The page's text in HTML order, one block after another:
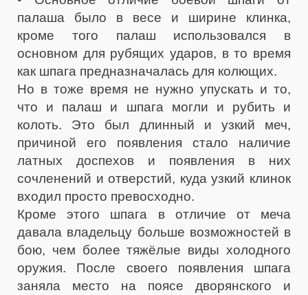
палаша было в весе и ширине клинка,
кроме того палаш использовался в
основном для рубящих ударов, в то время
как шпага предназначалась для колющих.
Но в тоже время не нужно упускать и то,
что и палаш и шпага могли и рубить и
колоть. Это был длинный и узкий меч,
причиной его появления стало наличие
латных доспехов и появления в них
сочленений и отверстий, куда узкий клинок
входил просто превосходно.
Кроме этого шпага в отличие от меча
давала владельцу больше возможностей в
бою, чем более тяжёлые виды холодного
оружия. После своего появления шпага
заняла место на поясе дворянского и